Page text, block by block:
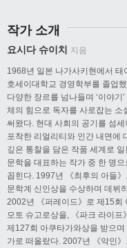
작가 소개
요시다 슈이치 지음
1968년 일본 나가사키현에서 태
호세이대학교 경영학부를 졸업
다양한 장르를 넘나들며 ‘이야기’
체의 힘으로 독자를 사로잡는 소
써왔다. 현대 사회의 공기를 섬세
포착한 리얼리티와 인간 내면에
깊은 통찰을 담은 작품 세계로 일
문학을 대표하는 작가 중 한 명으
꼽힌다. 1997년 《최후의 아들》
문학계 신인상을 수상하며 데뷔
2002년 《퍼레이드》로 제15회
모토 슈고로상을, 《파크 라이프
제127회 아쿠타가와상을 받으
가로 떠올랐다. 2007년 《악인